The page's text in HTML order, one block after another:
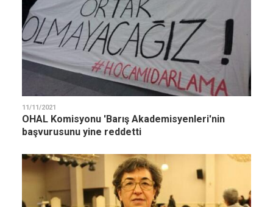
11/11/2021
OHAL Komisyonu 'Barış Akademisyenleri'nin
başvurusunu yine reddetti